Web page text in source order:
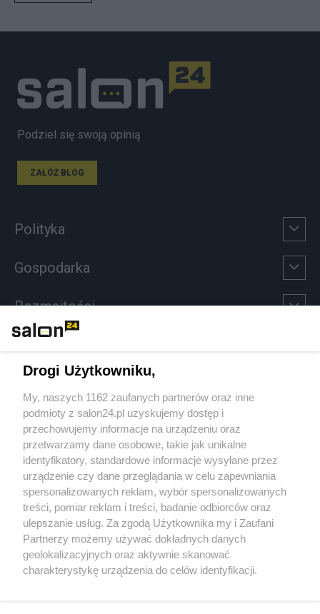
Podziel się swoją opinią
ZAŁÓŻ BLOG
Polityka
Gospodarka
Rozmaitości
Sport
Społeczeństwo
Kultura
X Facebook Instagram Youtube
Drogi Użytkowniku,
My, naszych 1162 zaufanych partnerów oraz inne
podmioty z salon24.pl uzyskujemy dostęp i
przechowujemy informacje na urządzeniu oraz
przetwarzamy dane osobowe, takie jak unikalne
identyfikatory, standardowe informacje wysyłane przez
urządzenie czy dane przeglądania w celu zapewniania
spersonalizowanych reklam, wybór spersonalizowanych
treści, pomiar reklam i treści, badanie odbiorców oraz
ulepszanie usług. Za zgodą Użytkownika my i Zaufani
Partnerzy możemy używać dokładnych danych
geolokalizacyjnych oraz aktywnie skanować
charakterystykę urządzenia do celów identyfikacji.